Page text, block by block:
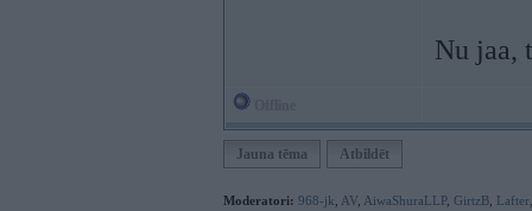
Nu jaa,
Jauna tēma Atbildēt
Moderatori: 968-jk AV AiwaShuraLLP, GirtzB Lafter